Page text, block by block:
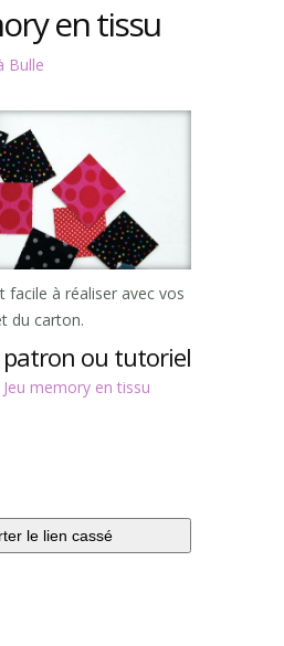
en tissu
Bulle
facile à réaliser avec vos
du carton.
patron ou tutoriel
Jeu memory en tissu